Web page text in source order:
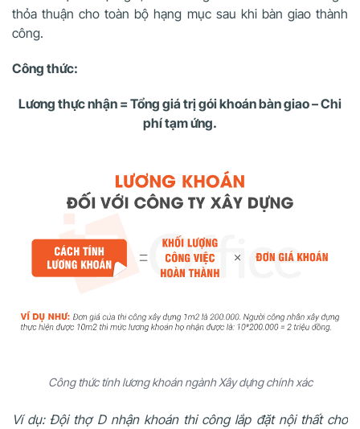
thỏa thuận cho toàn bộ hạng mục sau khi bàn giao thành
công.
Công thức:
Lương thực nhận = Tổng giá trị gói khoán bàn giao – Chi
phí tạm ứng.
Công thức tính lương khoán ngành Xây dựng chính xác
Ví dụ: Đội thợ D nhận khoán thi công lắp đặt nội thất cho